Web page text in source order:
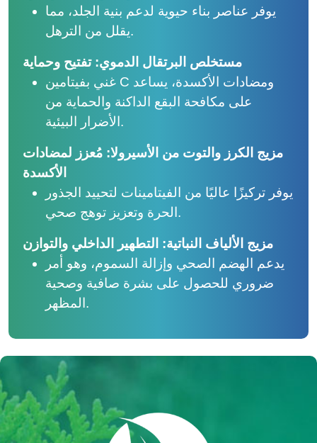
يوفر عناصر بناء حيوية لدعم بنية الجلد، مما
يقلل من الترهل.
مستخلص البرتقال الدموي: تفتيح وحماية
غني بفيتامين C ومضادات الأكسدة، يساعد
على مكافحة البقع الداكنة والحماية من
الأضرار البيئية.
مزيج الكرز والتوت من الأسيرولا: مُعزز لمضادات
الأكسدة
يوفر تركيزًا عاليًا من الفيتامينات لتحييد الجذور
الحرة وتعزيز توهج صحي.
مزيج الألياف النباتية: التطهير الداخلي والتوازن
يدعم الهضم الصحي وإزالة السموم، وهو أمر
ضروري للحصول على بشرة صافية وصحية
المظهر.